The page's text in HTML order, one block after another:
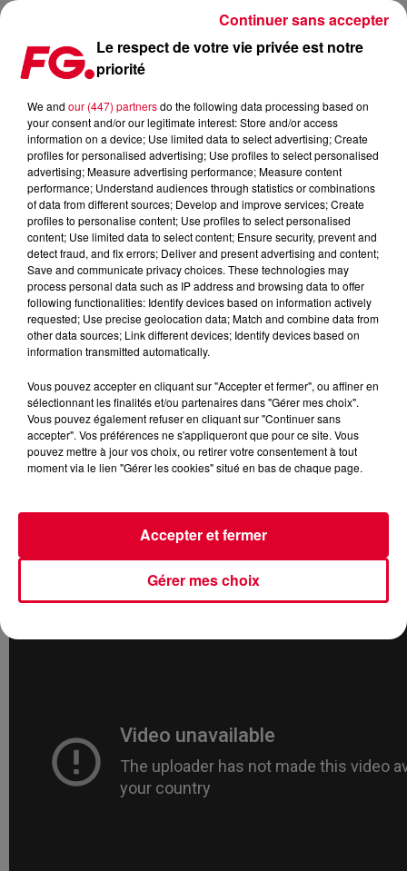
SORTIES CINÉMA - MERCREDI 2 OCTOBRE 2019
Publié : 2 octobre 2019 à 5h39 par Antony Harari
C'est une semaine de sortie ciné bien fournie. A commencer
Sept ans aprèsTout ce qui brille,Geraldine Nakache
revient derrière la caméra et devant pour former un nouveau
duo avec sa complice de toujours
. Une histoire
de retrouvaille et d'amour entre deux soeurs. Des sentiments
mais tout autant d'humour...
Le respect de votre vie privée est notre
priorité
We and our (447) partnersdo the following data processing based on
your consent and/or our legitimate interest: Store and/or access
information on a device; Use limited data to select advertising; Create
profiles for personalised advertising; Use profiles to select personalised
advertising; Measure advertising performance; Measure content
performance; Understand audiences through statistics or combinations
of data from different sources; Develop and improve services; Create
profiles to personalise content; Use profiles to select personalised
content; Use limited data to select content; Ensure security, prevent and
detect fraud, and fix errors; Deliver and present advertising and content;
Save and communicate privacy choices. These technologies may
process personal data such as IP address and browsing data to offer
following functionalities: Identify devices based on information actively
requested; Use precise geolocation data; Match and combine data from
other data sources; Link different devices; Identify devices based on
information transmitted automatically.
Vous pouvez accepter en cliquant sur "Accepter et fermer", ou affiner en
sélectionnant les finalités et/ou partenaires dans "Gérer mes choix".
Vous pouvez également refuser en cliquant sur "Continuer sans
accepter". Vos préférences ne s'appliqueront que pour ce site. Vous
pouvez mettre à jour vos choix, ou retirer votre consentement à tout
moment via le lien "Gérer les cookies" situé en bas de chaque page.
Gérer mes choix
Accepter et fermer
Continuer sans accepter